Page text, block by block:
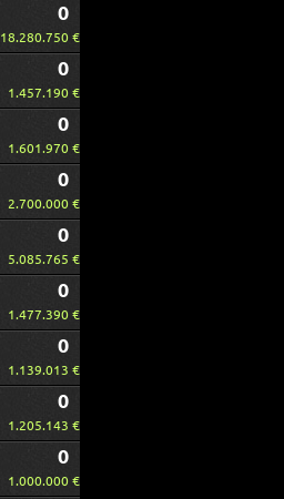
0
18.280.750 €
0
1.457.190 €
0
1.601.970 €
0
2.700.000 €
0
5.085.765 €
0
1.477.390 €
0
1.139.013 €
0
1.205.143 €
0
1.000.000 €